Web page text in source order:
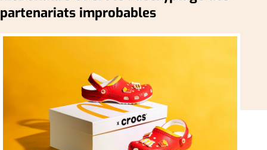
partenariats improbables